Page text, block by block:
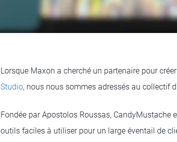
Lorsque Maxon a cherché un partenaire pour
Studio, nous nous sommes adressés au collectif
Fondée par Apostolos Roussas,
outils faciles à utiliser pour un large éventail de